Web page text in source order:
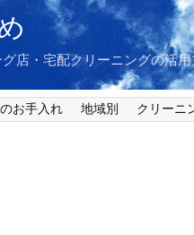
店・宅配クリーニングの活用
お手入れ 地域別 クリーニ